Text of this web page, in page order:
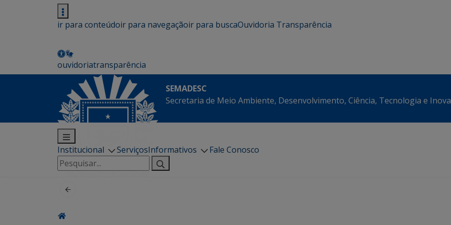
ir para conteúdoir para navegaçãoir para buscaOuvidoria Transparência
ouvidoriatransparência
SEMADESC
Secretaria de Meio Ambiente, Desenvolvimento, Ciência, Tecnologia e
Institucional ServiçosInformativos
Fale Conosco
Pesquisar
por: